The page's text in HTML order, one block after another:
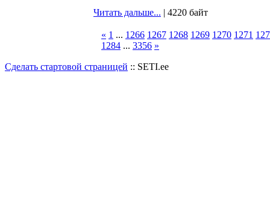
Читать дальше... | 4220 байт
« 1 ... 1266 1267 1268 1269 1270 1271
1284 ... 3356 »
Сделать стартовой страницей :: SETI.ee